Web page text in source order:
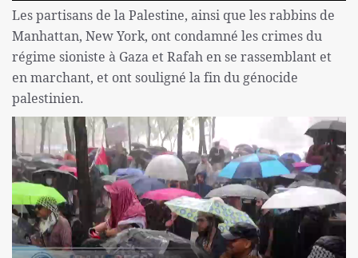
Les partisans de la Palestine, ainsi que les rabbins de
Manhattan, New York, ont condamné les crimes du
régime sioniste à Gaza et Rafah en se rassemblant et
en marchant, et ont souligné la fin du génocide
palestinien.